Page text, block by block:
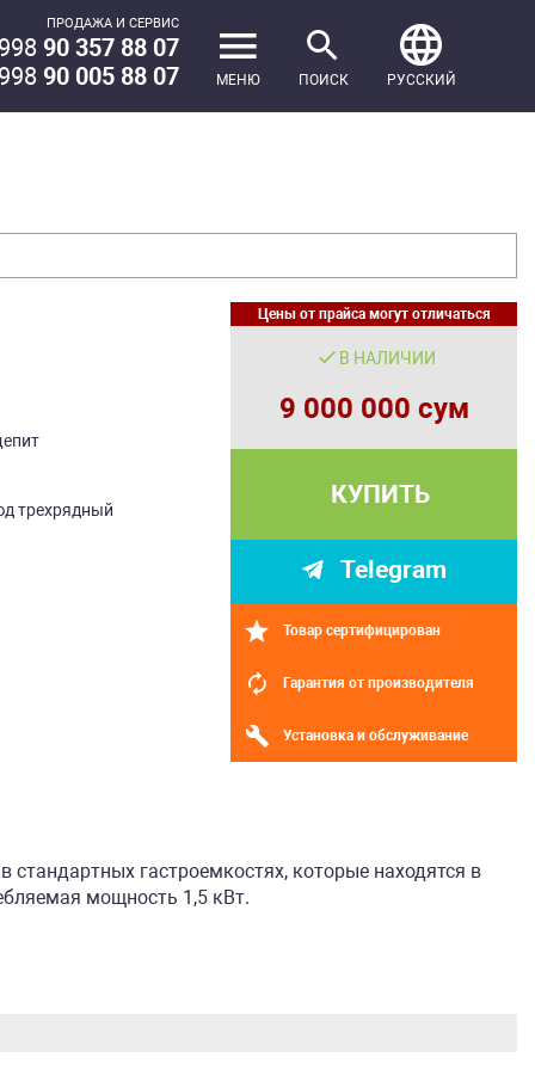
ПРОДАЖА И СЕРВИС
90 357 88 07
90 005 88 07 МЕНЮ ПОИСК РУССКИЙ
трехрядный
Цены от прайса могут отличаться
В НАЛИЧИИ
9 000 000 сум
КУПИТЬ
Telegram
Товар сертифицирован
Гарантия от производителя
Установка и обслуживание
гастроемкостях, которые находятся в
мощность 1,5 кВт.